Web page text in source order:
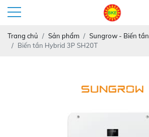
Trang chủ Sản phẩm
Sungrow - Biến tần
Biến tần Hybrid 3P SH20T